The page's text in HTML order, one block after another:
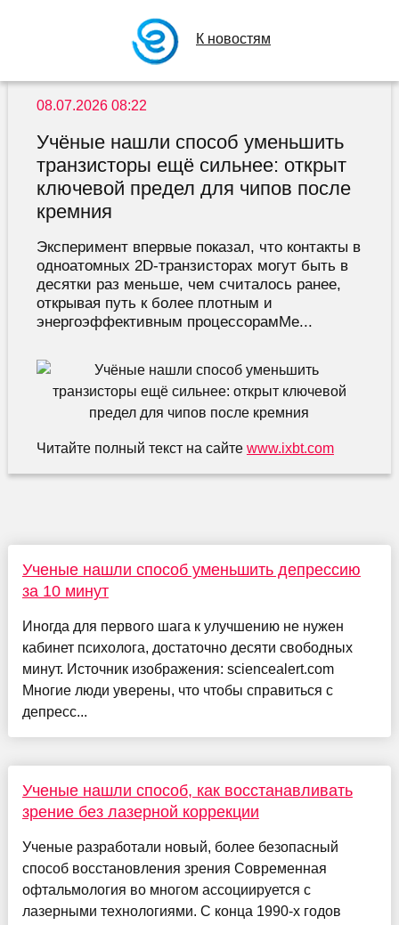
К новостям
08.07.2026 08:22
Учёные нашли способ уменьшить
транзисторы ещё сильнее: открыт
ключевой предел для чипов после
кремния
Эксперимент впервые показал, что контакты в
одноатомных 2D-транзисторах могут быть в
десятки раз меньше, чем считалось ранее,
открывая путь к более плотным и
энергоэффективным процессорамМе...
Читайте полный текст на сайте www.ixbt.com
Ученые нашли способ уменьшить депрессию
за 10 минут
Иногда для первого шага к улучшению не нужен
кабинет психолога, достаточно десяти свободных
минут. Источник изображения: sciencealert.com
Многие люди уверены, что чтобы справиться с
депресс...
Ученые нашли способ, как восстанавливать
зрение без лазерной коррекции
Ученые разработали новый, более безопасный
способ восстановления зрения Современная
офтальмология во многом ассоциируется с
лазерными технологиями. С конца 1990-х годов